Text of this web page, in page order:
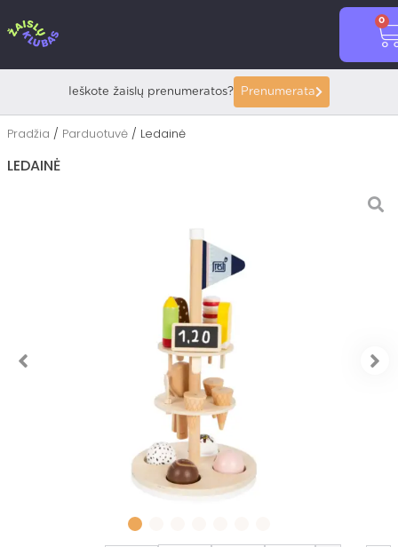
prie
0
Ieškote žaislų prenumeratos? Prenumerata
Pradžia / Parduotuvė / Ledainė
LEDAINĖ